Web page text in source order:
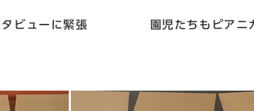
ンタビューに緊張 園児たちもピアニ